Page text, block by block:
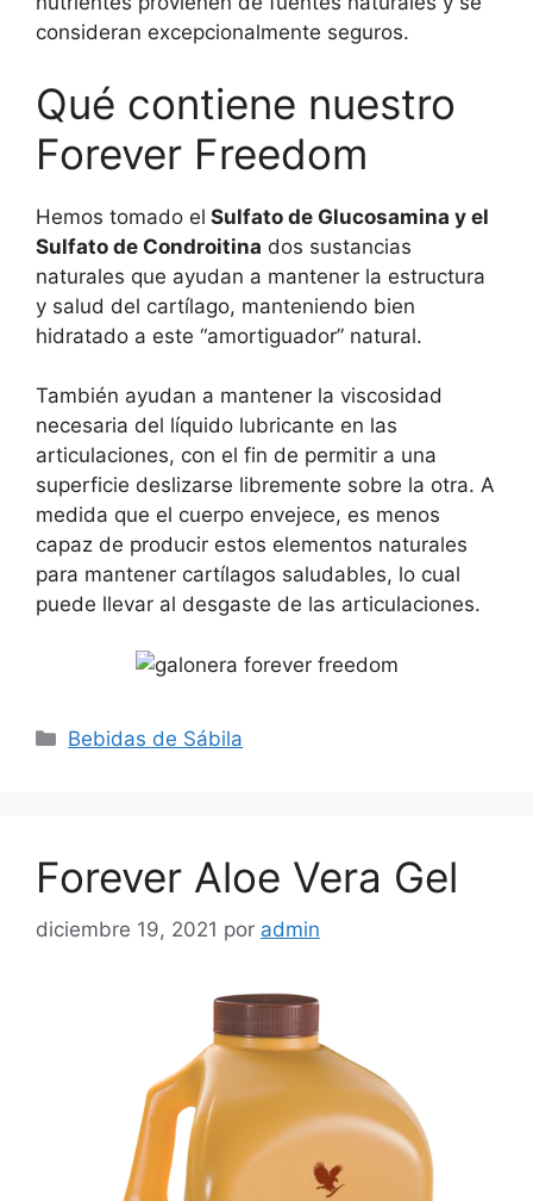
consideran excepcionalmente seguros.
Qué contiene nuestro
Forever Freedom
Hemos tomado el Sulfato de Glucosamina y el
Sulfato de Condroitina dos sustancias
naturales que ayudan a mantener la estructura
y salud del cartílago, manteniendo bien
hidratado a este “amortiguador” natural.
También ayudan a mantener la viscosidad
necesaria del líquido lubricante en las
articulaciones, con el fin de permitir a una
superficie deslizarse libremente sobre la otra. A
medida que el cuerpo envejece, es menos
capaz de producir estos elementos naturales
para mantener cartílagos saludables, lo cual
puede llevar al desgaste de las articulaciones.
Categorías
Bebidas de Sábila
Forever Aloe Vera Gel
diciembre 19, 2021 por admin